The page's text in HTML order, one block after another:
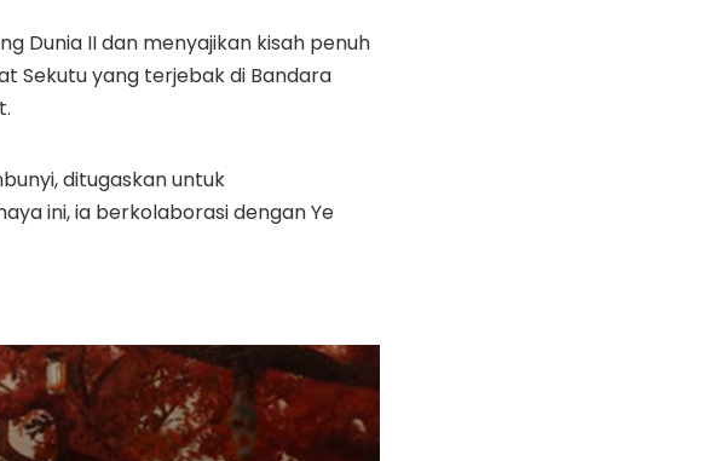
Dunia II dan menyajikan kisah penuh
Sekutu yang terjebak di Bandara
ditugaskan untuk
ini, ia berkolaborasi dengan Ye